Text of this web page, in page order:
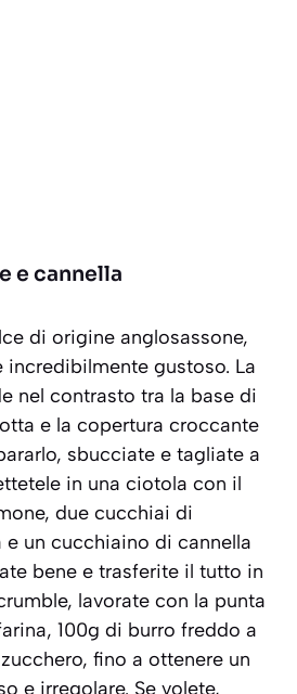
e cannella
di origine anglosassone,
incredibilmente gustoso. La
nel contrasto tra la base di
e la copertura croccante
sbucciate e tagliate a
in una ciotola con il
due cucchiai di
un cucchiaino di cannella
bene e trasferite il tutto in
lavorate con la punta
100g di burro freddo a
fino a ottenere un
e irregolare. Se volete,